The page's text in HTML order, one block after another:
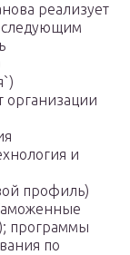
реализует
следующим
и
профиль)
программы
по